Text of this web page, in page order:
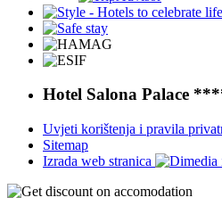
Hotel Salona Palace
Uvjeti korištenja i pravila
Sitemap
Izrada web stranica